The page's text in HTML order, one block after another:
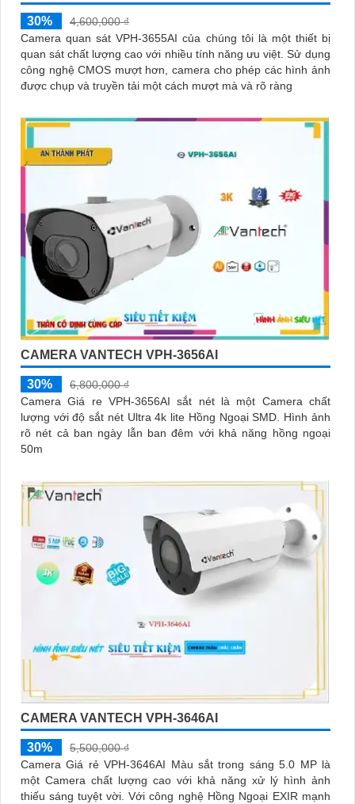
30%
4,600,000 ₫
Camera quan sát VPH-3655AI của chúng tôi là một thiết bị
quan sát chất lượng cao với nhiều tính năng ưu việt. Sử dụng
công nghệ CMOS mượt hơn, camera cho phép các hình ảnh
được chụp và truyền tải một cách mượt mà và rõ ràng
CAMERA VANTECH VPH-3656AI
30%
6,800,000 ₫
Camera Giá re VPH-3656AI sắt nét là một Camera chất
lượng với độ sắt nét Ultra 4k lite Hồng Ngoại SMD. Hình ảnh
rõ nét cả ban ngày lẫn ban đêm với khả năng hồng ngoại
50m
CAMERA VANTECH VPH-3646AI
30%
5,500,000 ₫
Camera Giá rẻ VPH-3646AI Màu sắt trong sáng 5.0 MP là
một Camera chất lượng cao với khả năng xử lý hình ảnh
thiếu sáng tuyệt vời. Với công nghệ Hồng Ngoại EXIR mạnh